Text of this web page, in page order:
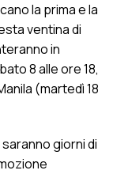
la prima e la
ventina di
in
8 alle ore 18,
(martedì 18
giorni di